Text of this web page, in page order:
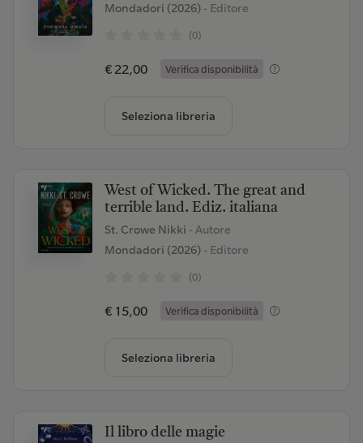
Mondadori (2026)- Editore
(0)
€ 22,00 Verifica disponibilità
Seleziona libreria
West of Wicked. The great and
terrible land. Ediz. italiana
St. Crowe Nikki - Autore
Mondadori (2026)- Editore
(0)
€ 15,00 Verifica disponibilità
Seleziona libreria
Il libro delle magie